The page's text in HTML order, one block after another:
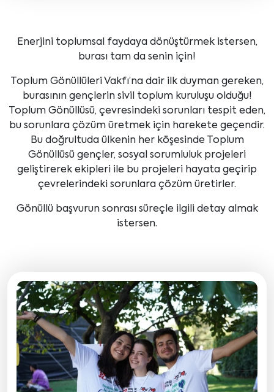
Enerjini toplumsal faydaya dönüştürmek istersen,
burası tam da senin için!
Toplum Gönüllüleri Vakfı’na dair ilk duyman gereken,
burasının gençlerin sivil toplum kuruluşu olduğu!
Toplum Gönüllüsü, çevresindeki sorunları tespit eden,
bu sorunlara çözüm üretmek için harekete geçendir.
Bu doğrultuda ülkenin her köşesinde Toplum
Gönüllüsü gençler, sosyal sorumluluk projeleri
geliştirerek ekipleri ile bu projeleri hayata geçirip
çevrelerindeki sorunlara çözüm üretirler.
Gönüllü başvurun sonrası süreçle ilgili detay almak
istersen.